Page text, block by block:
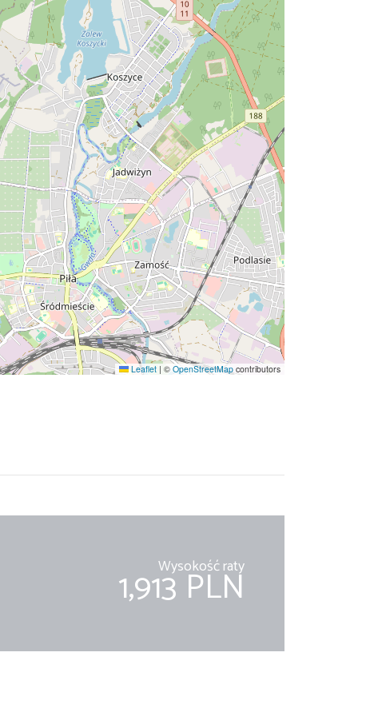
Leaflet | © OpenStreetMap contributors
Wysokość raty
1,913 PLN